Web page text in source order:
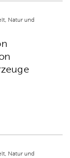
Natur und
Natur und